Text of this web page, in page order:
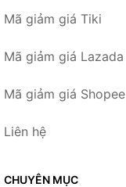
Mã giảm giá Tiki
Mã giảm giá Lazada
Mã giảm giá Shopee
Liên hệ
CHUYÊN MỤC